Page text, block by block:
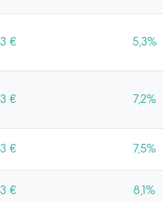
€ 5,3%
€ 7,2%
€ 7,5%
€ 8,1%